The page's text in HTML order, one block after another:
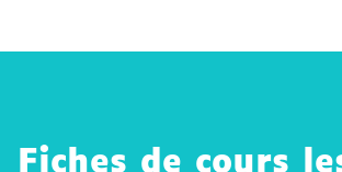
Fiches de cours